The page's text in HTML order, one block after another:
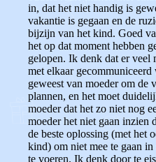
in, dat het niet handig is
vakantie is gegaan en de
bijzijn van het kind. Goed
het op dat moment hebben
gelopen. Ik denk dat er veel
met elkaar
geweest van moeder om de
plannen, en het moet
moeder dat het zo niet nog
moeder het niet gaan inzien
de beste oplossing (met het
kind) om niet mee te gaan
te voeren. Ik denk door te